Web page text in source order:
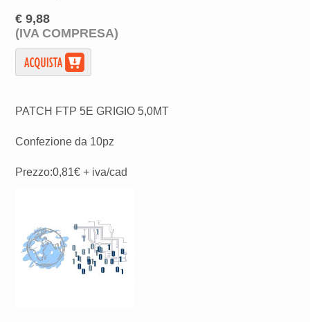
€ 9,88
(IVA COMPRESA)
PATCH FTP 5E GRIGIO 5,0MT
Confezione da 10pz
Prezzo:0,81€ + iva/cad